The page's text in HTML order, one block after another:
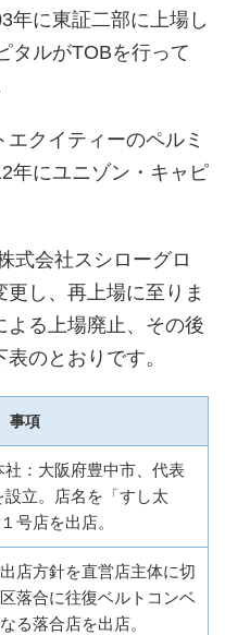
年に東証二部に上場し
タルがTOBを行って
クイティーのペルミ
年にユニゾン・キャピ
式会社スシローグロ
し、再上場に至りま
よる上場廃止、その後
のとおりです。
事項
：大阪府豊中市、代表
立。店名を「すし太
号店を出店。
店方針を直営店主体に切
落合に往復ベルトコンベ
る落合店を出店。